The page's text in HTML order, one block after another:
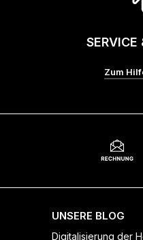
SERVICE
Zum
UNSERE BLOG
Digitalisierung der